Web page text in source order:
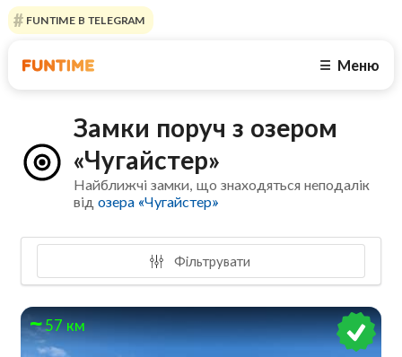
FUNTIME В TELEGRAM
☰ Меню
Замки поруч з озером
«Чугайстер»
Найближчі замки, що знаходяться неподалік
відозера «Чугайстер»
Фільтрувати
57 км